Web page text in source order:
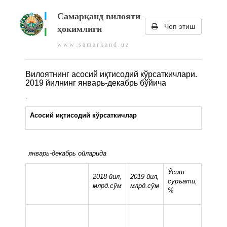
Самарқанд вилояти
ҳокимлиги
w w w . s a m a r k a n d . u z
Чоп этиш
Вилоятнинг асосий иқтисодий кўрсаткичлари.
2019 йилнинг январь-декабрь бўйича
.
Асосий иқтисодий кўрсаткичлар
январь-декабрь ойларида
2018 йил,
млрд.сўм
2019 йил,
млрд.сўм
Ўсиш
суръати,
%